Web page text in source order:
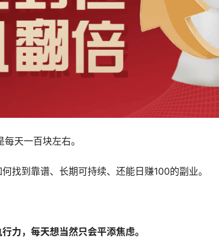
天一百块左右。
找到靠谱、长期可持续、还能日赚100的副业。
力，每天想当然只会平添焦虑。